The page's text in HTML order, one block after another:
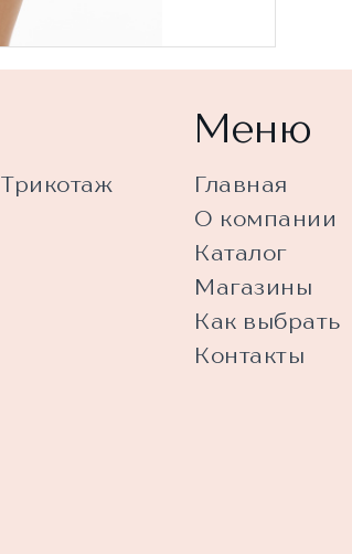
Трикотаж
Меню
Главная
О компании
Каталог
Магазины
Как выбрать
Контакты